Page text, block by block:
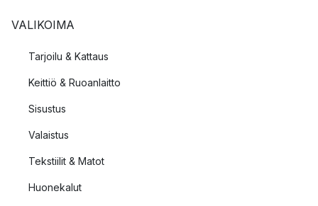
VALIKOIMA
Tarjoilu & Kattaus
Keittiö & Ruoanlaitto
Sisustus
Valaistus
Tekstiilit & Matot
Huonekalut